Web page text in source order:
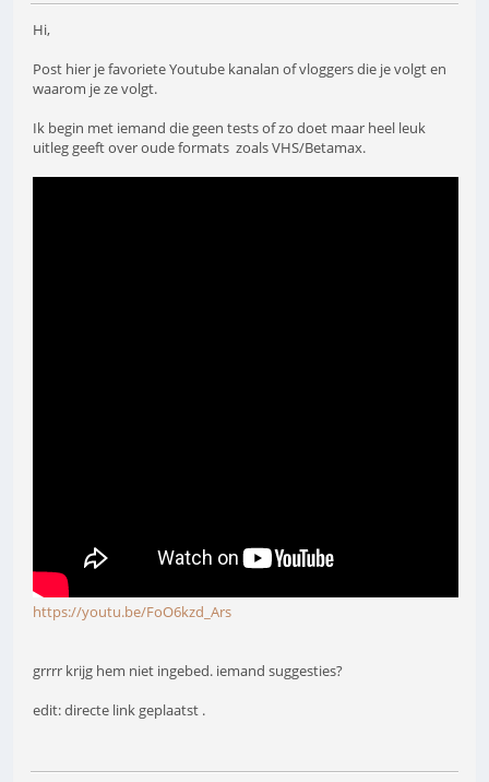
Hi,
Post hier je favoriete Youtube kanalan of vloggers die je volgt en
waarom je ze volgt.
Ik begin met iemand die geen tests of zo doet maar heel leuk
uitleg geeft over oude formats zoals VHS/Betamax.
https://youtu.be/FoO6kzd_Ars
grrrr krijg hem niet ingebed. iemand suggesties?
edit: directe link geplaatst .